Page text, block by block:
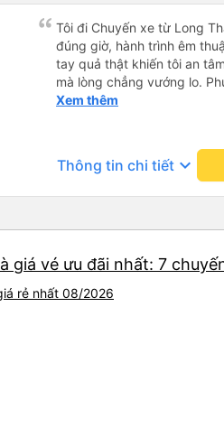
Tôi đi Chuyến xe từ Long
đúng giờ, hành trình êm
tay quả thật khiến tôi an tâm, mãn ý. Đường xa muôn dặm
mà lòng chẳng vướng lo.
cẩn, hiếm thấy giữa thời
Xem thêm
Thông tin chi tiết keyboard_arrow_down
giá vé ưu đãi nhất: 7
rẻ nhất 08/2026